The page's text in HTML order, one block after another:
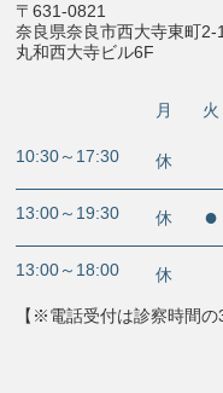
〒631-0821
奈良県奈良市西大寺東町2-
丸和西大寺ビル6F
月 火
10:30～17:30 休
13:00～19:30 休 ●
13:00～18:00 休
【※電話受付は診察時間の